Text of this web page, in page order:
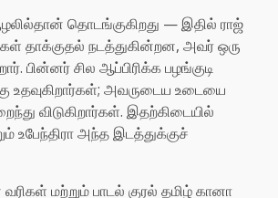
தொடங்குகிறது — இதில் ராஜ்
தாக்குதல் நடத்துகின்றன, அவர் ஒரு
பின்னர் சில ஆப்பிரிக்க பழங்குடி
உதவுகிறார்கள்; அவருடைய உடையை
விடுகிறார்கள். இதற்கிடையில்
உபேந்திரா அந்த இடத்துக்குச்
மற்றும் பாடல் குரல் தமிழ் கானா